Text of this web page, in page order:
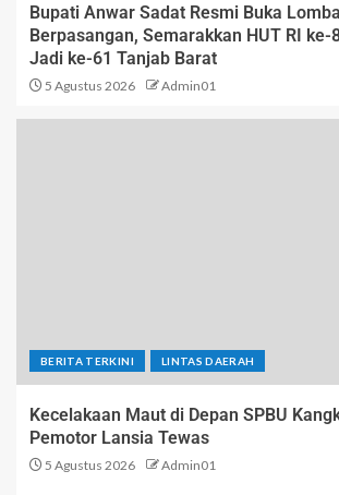
Bupati Anwar Sadat Resmi Buka
Berpasangan, Semarakkan HUT RI ke-
Jadi ke-61 Tanjab Barat
5 Agustus 2026 Admin01
BERITA TERKINI LINTAS DAERAH
Kecelakaan Maut di Depan SPBU
Pemotor Lansia Tewas
5 Agustus 2026 Admin01